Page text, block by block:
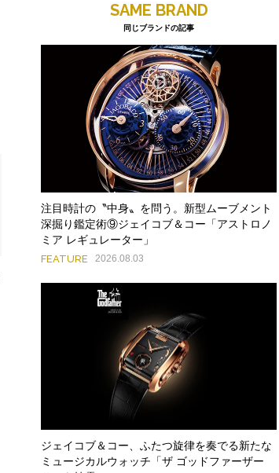
SAME BRAND
同じブランドの記事
注目時計の〝中身〟を問う。新型ムーブメント
深掘り鑑定術⑨ジェイコブ＆コー「アストロノ
ミア レギュレーター」
FEATURE 2026.08.03
ジェイコブ＆コー、ふたつ旋律を奏でる新たな
ミュージカルウォッチ「ザ ゴッドファーザー